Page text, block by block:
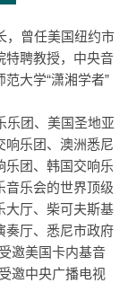
，曾任美国纽约市
特聘教授，中央音
大学“潇湘学者”
团、美国圣地亚
响乐团、澳洲悉尼
乐团、韩国交响乐
音乐会的世界顶级
大厅、柴可夫斯基
奏厅、悉尼市政府
邀美国卡内基音
邀中央广播电视